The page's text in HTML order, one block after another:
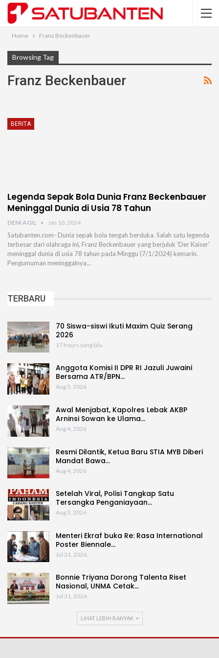
Home Franz Beckenbauer
Browsing Tag
Franz Beckenbauer
BERITA
Legenda Sepak Bola Dunia Franz Beckenbauer
Meninggal Dunia di Usia 78 Tahun
DENI AGIL Jan 10, 2024
Satubanten.com- Dunia sepak bola tengah berduka. Salah satu legenda
terbesar dari olahraga ini, Franz Beckenbauer yang berjuluk 'Der Kaiser'
meninggal dunia di usia 78 tahun pada Minggu (7/1/2024) kemarin.
Pengumuman meninggalnya…
TERBARU
70 Siswa-siswi Ikuti Maxim Quiz Serang
2026
17 hours yang lalu
Anggota Komisi II DPR RI Jazuli Juwaini
Bersama ATR/BPN…
Aug 5, 2026
Awal Menjabat, Kapolres Lebak AKBP
Arninsi Sowan ke Ulama…
Aug 4, 2026
Resmi Dilantik, Ketua Baru STIA MYB Diberi
Mandat Bawa…
Aug 4, 2026
Setelah Viral, Polisi Tangkap Satu
Tersangka Penganiayaan…
Aug 3, 2026
Menteri Ekraf buka Re: Rasa International
Poster Biennale…
Jul 31, 2026
Bonnie Triyana Dorong Talenta Riset
Nasional, UNMA Cetak…
Jul 31, 2026
LIHAT LEBIH BANYAK